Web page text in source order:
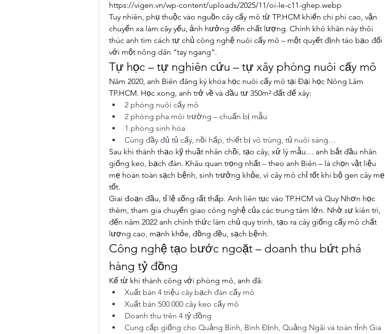
https://vigen.vn/wp-content/uploads/2025/11/oi-le-c11-ghep.webp
Tuy nhiên, phụ thuộc vào nguồn cây cấy mô từ TP.HCM khiến chi phí cao, vận
chuyển xa làm cây yếu, ảnh hưởng đến chất lượng. Chính khó khăn này thôi
thúc anh tìm cách tự chủ công nghệ nuôi cấy mô – một quyết định táo bạo đối
với một nông dân “tay ngang”.
Tự học – tự nghiên cứu – tự xây phòng nuôi cấy mô
Năm 2020, anh Biên đăng ký khóa học nuôi cấy mô tại Đại học Nông Lâm
TP.HCM. Học xong, anh trở về và đầu tư 350m² đất để xây:
2 phòng nuôi cấy mô
2 phòng pha môi trường – chuẩn bị mẫu
1 phòng sinh hóa
Cùng đầy đủ tủ cấy, nồi hấp, thiết bị vô trùng, tủ nuôi sáng…
Sau khi thành thạo kỹ thuật nhân chồi, tạo cây, xử lý mẫu… anh bắt đầu nhân
giống keo, bạch đàn. Khâu quan trọng nhất – theo anh Biên – là chọn vật liệu
mẹ hoàn toàn sạch bệnh, sinh trưởng khỏe, vì cây mô chỉ tốt khi bộ gen cây mẹ
tốt.
Giai đoạn đầu, tỉ lệ sống rất thấp. Anh liên tục vào TP.HCM và Quy Nhơn học
thêm, tham gia chuyển giao công nghệ của các trung tâm lớn. Nhờ sự kiên trì,
đến năm 2022 anh chính thức làm chủ quy trình, tạo ra cây giống cấy mô chất
lượng cao, mạnh khỏe, đồng đều, sạch bệnh.
Công nghệ tạo bước ngoặt – doanh thu bứt phá
hàng tỷ đồng
Kể từ khi thành công với phòng mô, anh đã:
Xuất bán 4 triệu cây bạch đàn cấy mô
Xuất bán 500.000 cây keo cấy mô
Doanh thu trên 4 tỷ đồng
Cung cấp giống cho Quảng Bình, Bình Định, Quảng Ngãi và toàn tỉnh Gia